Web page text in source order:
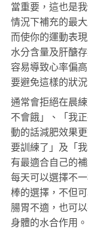
當重要，這也是
情況下補充的最
而使你的運動表
水分含量及肝醣
容易導致心率偏
要避免這樣的狀況
通常會拒絕在晨
不會餓」、「我
動的話減肥效果
要訓練了」及「
有最適合自己的
每天可以選擇不
棒的選擇，不但
腸胃不適，也可
身體的水合作用。